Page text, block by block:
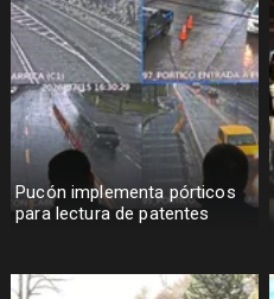
Pucón implementa pórticos
para lectura de patentes